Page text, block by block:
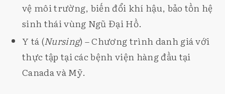
vệ môi trường, biến đổi khí hậu, bảo tồn hệ
sinh thái vùng Ngũ Đại Hồ.
Y tá (Nursing) – Chương trình danh giá với
thực tập tại các bệnh viện hàng đầu tại
Canada và Mỹ.